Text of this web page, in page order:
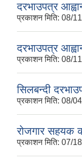
दरभाउपत्र
प्रकाशन मिति: 08/
दरभाउपत्र
प्रकाशन मिति: 08/
सिलबन्दी
प्रकाशन मिति: 08/
रोजगार सहयक
प्रकाशन मिति: 07/